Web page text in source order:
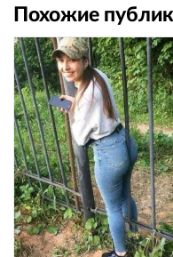
Похожие